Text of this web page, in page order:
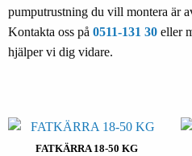
pumputrustning du vill montera är
Kontakta oss på 0511-131 30 eller
hjälper vi dig vidare.
FATKÄRRA 18-50 KG